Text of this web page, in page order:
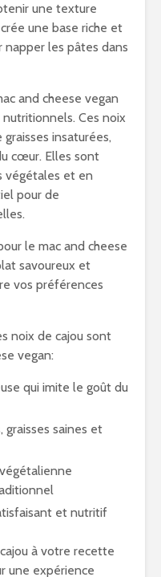
une texture
une base riche et
les pâtes dans
and cheese vegan
Ces noix
insaturées,
cœur. Elles sont
végétales et en
pour de
le mac and cheese
savoureux et
vos préférences
noix de cajou sont
vegan:
qui imite le goût du
graisses saines et
et nutritif
à votre recette
une expérience